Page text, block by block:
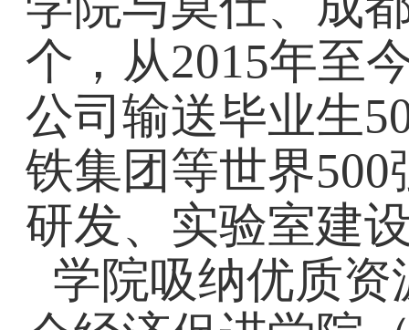
个，从2015年至
公司输送毕业生
铁集团等世界
研发、实验室建
学院吸纳优质